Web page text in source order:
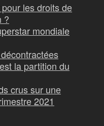
les droits de
?
mondiale
la partition du
crus sur une
2021